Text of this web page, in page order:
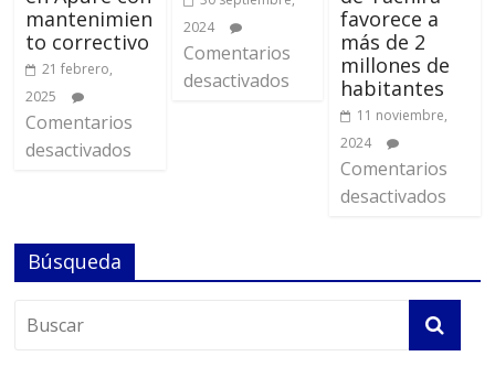
mantenimien
to correctivo
21 febrero,
2025
Comentarios
desactivados
2024
Comentarios
desactivados
favorece a
más de 2
millones de
habitantes
11 noviembre,
2024
Comentarios
desactivados
Búsqueda